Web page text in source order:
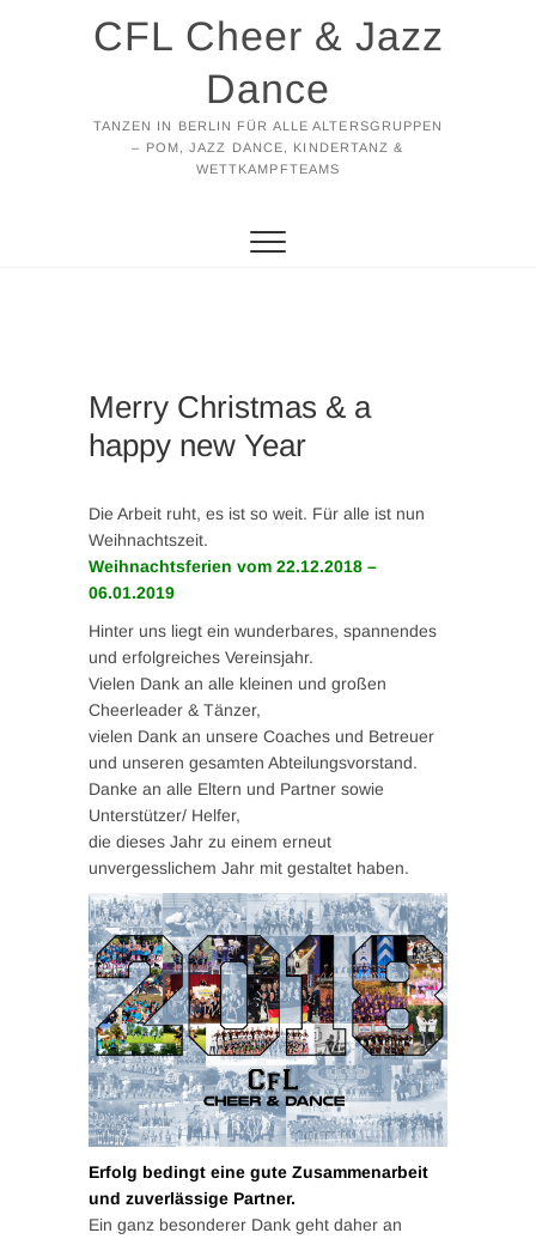
CFL Cheer & Jazz
Dance
TANZEN IN BERLIN FÜR ALLE ALTERSGRUPPEN
– POM, JAZZ DANCE, KINDERTANZ &
WETTKAMPFTEAMS
Merry Christmas & a
happy new Year
Die Arbeit ruht, es ist so weit. Für alle ist nun
Weihnachtszeit.
Weihnachtsferien vom 22.12.2018 –
06.01.2019
Hinter uns liegt ein wunderbares, spannendes
und erfolgreiches Vereinsjahr.
Vielen Dank an alle kleinen und großen
Cheerleader & Tänzer,
vielen Dank an unsere Coaches und Betreuer
und unseren gesamten Abteilungsvorstand.
Danke an alle Eltern und Partner sowie
Unterstützer/ Helfer,
die dieses Jahr zu einem erneut
unvergesslichem Jahr mit gestaltet haben.
Erfolg bedingt eine gute Zusammenarbeit
und zuverlässige Partner.
Ein ganz besonderer Dank geht daher an